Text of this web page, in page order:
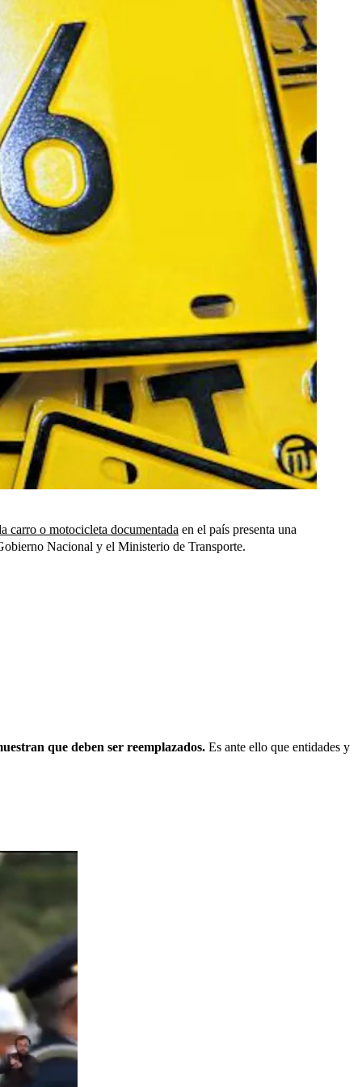
carro o motocicleta documentada en el país presenta una
Nacional y el Ministerio de Transporte.
que deben ser reemplazados. Es ante ello que entidades y